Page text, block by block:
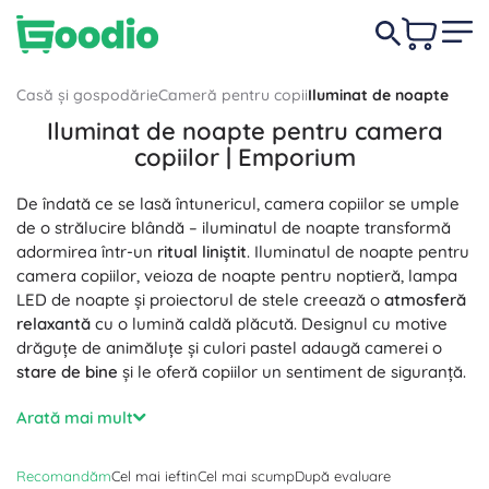
Casă și gospodărieCameră pentru copiiIluminat de noapte
Iluminat de noapte pentru camera
copiilor | Emporium
De îndată ce se lasă întunericul, camera copiilor se umple
de o strălucire blândă – iluminatul de noapte transformă
adormirea într-un ritual liniștit. Iluminatul de noapte pentru
camera copiilor, veioza de noapte pentru noptieră, lampa
LED de noapte și proiectorul de stele creează o atmosferă
relaxantă cu o lumină caldă plăcută. Designul cu motive
drăguțe de animăluțe și culori pastel adaugă camerei o
stare de bine și le oferă copiilor un sentiment de siguranță.
Funcțiile practice ușurează utilizarea zilnică:
reglarea culorii (alb cald și tonuri fine RGB),
control tactil sau prin telecomandă. LED-urile economice
Arată mai mult
RecomandămCel mai ieftinCel mai scumpDupă evaluare